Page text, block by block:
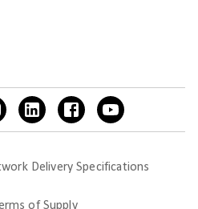
Delivery Specifications
of Supply